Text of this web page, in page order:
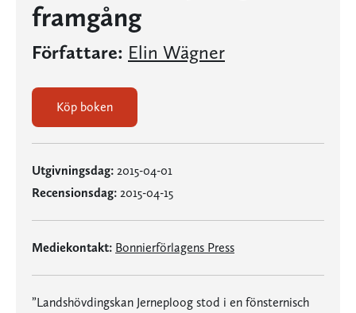
framgång
Författare: Elin Wägner
Köp boken
Utgivningsdag: 2015-04-01
Recensionsdag: 2015-04-15
Mediekontakt: Bonnierförlagens Press
”Landshövdingskan Jerneploog stod i en fönsternisch